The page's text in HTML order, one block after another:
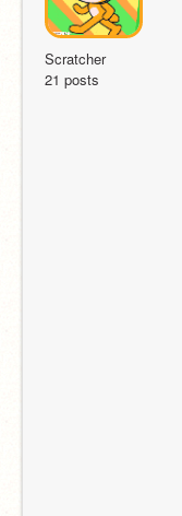
Scratcher
21 posts